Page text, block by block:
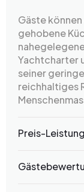
Gäste
gehobene
Yachtcharter
seiner
reichhaltiges
Preis-